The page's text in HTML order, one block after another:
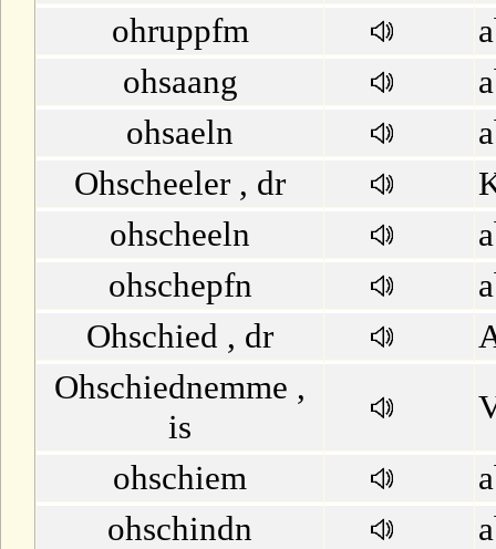
ohruppfm
ohsaang
ohsaeln
Ohscheeler , dr
ohscheeln
ohschepfn
Ohschied , dr
Ohschiednemme ,
is
ohschiem
ohschindn